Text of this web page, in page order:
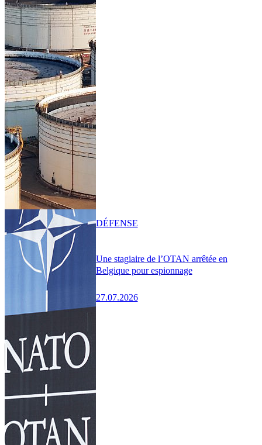
Une stagiaire de l’OTAN arrêtée en
Belgique pour espionnage
27.07.2026
DÉFENSE